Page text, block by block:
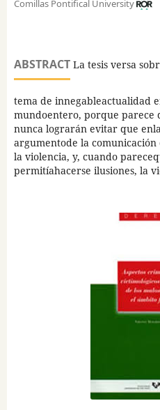
Comillas Pontifical University
ABSTRACTLa tesis versa
tema de innegableactualidad
mundoentero, porque parece
nunca lograrán evitar que
argumentode la
la violencia, y, cuando
permitíahacerse ilusiones, la